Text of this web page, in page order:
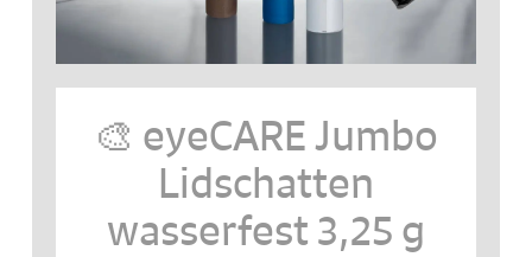
🎨 eyeCARE Jumbo
Lidschatten
wasserfest 3,25 g